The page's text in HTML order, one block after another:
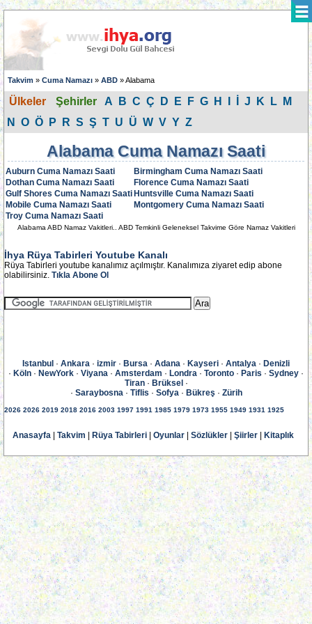
Takvim » Cuma Namazı » ABD » Alabama
Ülkeler Şehirler A B C Ç D E F G H J K L
M
N
O Ö P R S Ş T U Ü W V Y Z
Alabama Cuma Namazı Saati
Auburn Cuma Namazı Saati
Birmingham Cuma Namazı Saati
Dothan Cuma Namazı Saati
Florence Cuma Namazı Saati
Gulf Shores Cuma Namazı Saati Huntsville Cuma Namazı Saati
Mobile Cuma Namazı Saati
Montgomery Cuma Namazı Saati
Troy Cuma Namazı Saati
Alabama ABD Namaz Vakitleri.. ABD Temkinli Geleneksel Takvime Göre Namaz Vakitleri
İhya Rüya Tabirleri Youtube Kanalı
Rüya Tabirleri youtube kanalımız açılmıştır. Kanalımıza ziyaret edip abone
olabilirsiniz. Tıkla Abone Ol
Istanbul · Ankara · izmir · Bursa · Adana · Kayseri · Antalya · Denizli
· Köln · NewYork · Viyana · Amsterdam · Londra · Toronto · Paris · Sydney ·
Tiran· Brüksel ·
· Saraybosna· Tiflis · Sofya· Bükreş · Zürih
2026 2026 2019 2018 2016 2003 1997 1991 1985 1979 1973 1955 1949 1931 1925
Anasayfa Takvim Rüya Tabirleri Oyunlar Sözlükler Şiirler Kitaplık